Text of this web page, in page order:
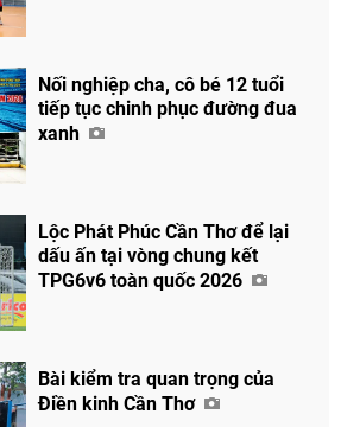
Nối nghiệp cha, cô bé 12 tuổi
tiếp tục chinh phục đường đua
xanh
Lộc Phát Phúc Cần Thơ để lại
dấu ấn tại vòng chung kết
TPG6v6 toàn quốc 2026
Bài kiểm tra quan trọng của
Điền kinh Cần Thơ